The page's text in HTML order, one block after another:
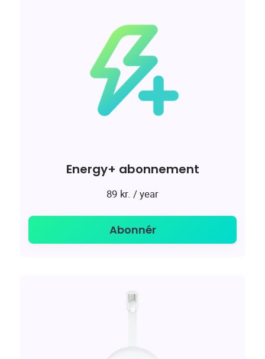
Energy+ abonnement
89 kr. / year
Abonnér